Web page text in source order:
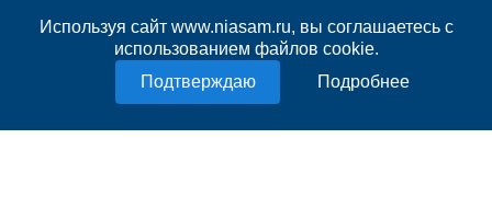
Используя сайт www.niasam.ru, вы соглашаетесь с
использованием файлов cookie.
Подробнее
Написать письмо
Политика конфиденциальности
18+